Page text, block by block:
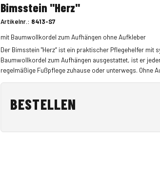
Bimsstein "Herz"
Artikelnr.: 8413-S7
mit Baumwollkordel zum Aufhängen ohne Aufkleber
Der Bimsstein "Herz“ ist ein praktischer Pflegehelfer mit
Baumwollkordel zum Aufhängen ausgestattet, ist er
regelmäßige Fußpflege zuhause oder unterwegs. Ohne
BESTELLEN